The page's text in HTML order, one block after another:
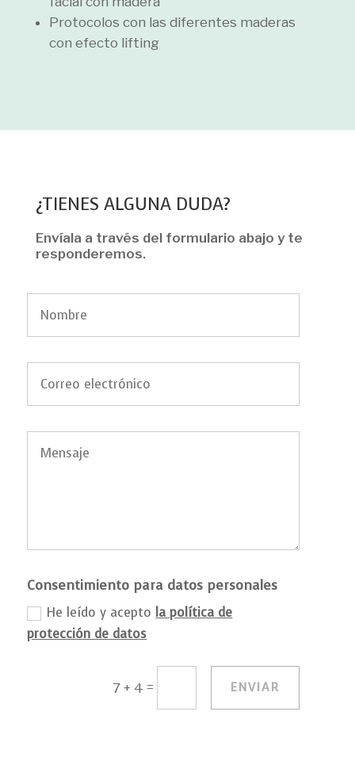
Protocolos con las diferentes maderas
con efecto lifting
¿TIENES ALGUNA DUDA?
Envíala a través del formulario abajo y te
responderemos.
Consentimiento para datos personales
He leído y acepto la política de
protección de datos
7 + 4 = ENVIAR